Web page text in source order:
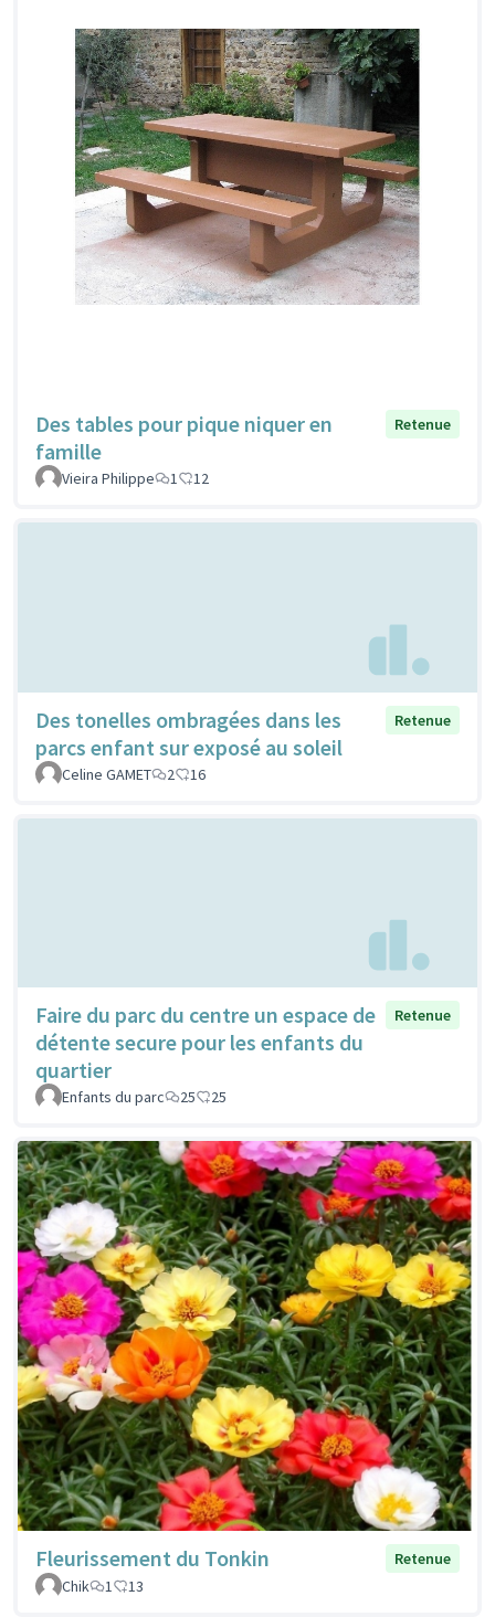
Des tables pour pique niquer en
famille
Retenue
Vieira Philippe 1 12
Des tonelles ombragées dans les
parcs enfant sur exposé au soleil
Retenue
Celine GAMET 2 16
Faire du parc du centre un espace de
détente secure pour les enfants du
quartier
Retenue
Enfants du parc 25 25
Fleurissement du Tonkin
Retenue
Chik
1 13